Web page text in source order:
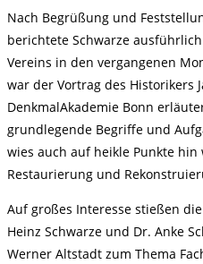
Nach Begrüßung und
berichtete Schwarze
Vereins in den vergangenen
war der Vortrag des Historikers
DenkmalAkademie Bonn
grundlegende Begriffe und
wies auch auf heikle Punkte hin
Restaurierung und
Auf großes Interesse stießen
Heinz Schwarze und Dr. Anke
Werner Altstadt zum Thema